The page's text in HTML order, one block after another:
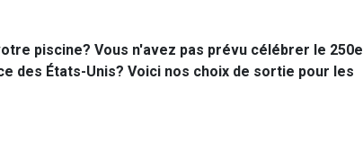
piscine? Vous n'avez pas prévu célébrer le 250e
des États-Unis? Voici nos choix de sortie pour les